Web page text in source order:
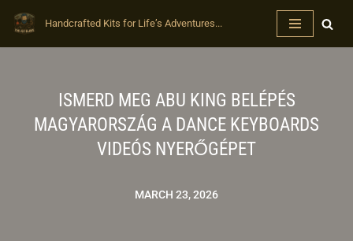
Handcrafted Kits for Life’s Adventures...
ISMERD MEG ABU KING BELÉPÉS
MAGYARORSZÁG A DANCE KEYBOARDS
VIDEÓS NYERŐGÉPET
MARCH 23, 2026